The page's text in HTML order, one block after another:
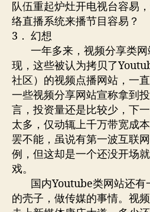
队伍重起炉灶开电视台容易
络直播系统来播节目容易？
3． 幻想
一年多来，视频分享类网
现，这些被认为拷贝了
社区）的视频点播网站，一
一些视频分享网站宣称拿到
言，投资量还是比较少，下
太多，仅动辄上千万带宽成
罢不能，虽说有第一波互联
例，但这却是一个还没开场
戏。
国内Youtube类网站还有
的壳子，做传媒的事情。视